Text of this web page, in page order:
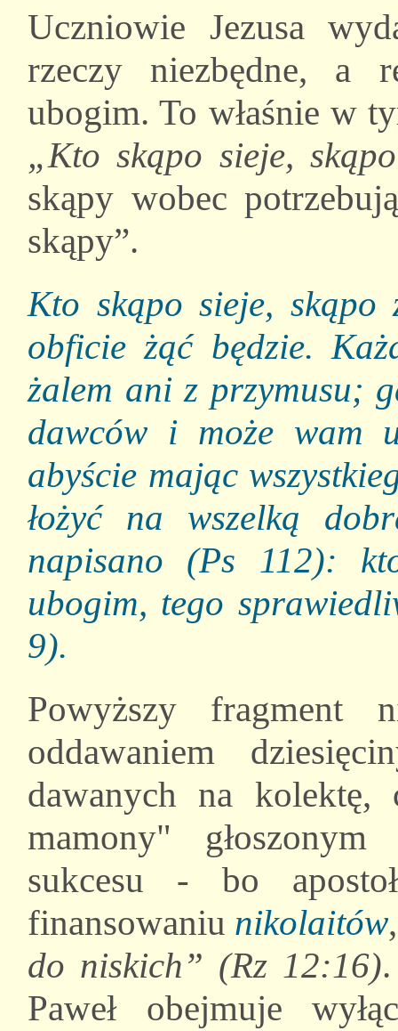
Uczniowie Jezusa
rzeczy niezbędne, a
ubogim. To właśnie w
„Kto skąpo sieje,
skąpy wobec
skąpy”.
Kto skąpo sieje,
obficie żąć będzie.
żalem ani z przymusu;
dawców i może wam
abyście mając
łożyć na wszelką
napisano (Ps 112):
ubogim, tego
9).
Powyższy fragment
oddawaniem
dawanych na
mamony"
sukcesu - bo
finansowaniu nikolaitów
do niskich” (Rz 12:16)
Paweł obejmuje